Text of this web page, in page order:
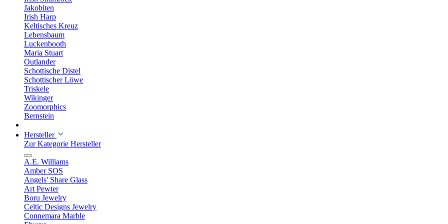
Jakobiten
Irish Harp
Keltisches Kreuz
Lebensbaum
Luckenbooth
Maria Stuart
Outlander
Schottische Distel
Schottischer Löwe
Triskele
Wikinger
Zoomorphics
Bernstein
Hersteller
Zur Kategorie Hersteller
A.E. Williams
Amber SOS
Angels' Share Glass
Art Pewter
Boru Jewelry
Celtic Designs Jewelry
Connemara Marble